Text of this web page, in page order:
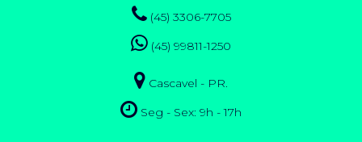
(45) 3306-7705
(45) 99811-1250
Cascavel - PR.
Seg - Sex: 9h - 17h